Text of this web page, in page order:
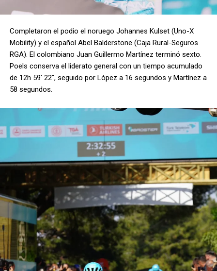
Completaron el podio el noruego Johannes Kulset (Uno-X
Mobility) y el español Abel Balderstone (Caja Rural-Seguros
RGA). El colombiano Juan Guillermo Martínez terminó sexto.
Poels conserva el liderato general con un tiempo acumulado
de 12h 59′ 22″, seguido por López a 16 segundos y Martínez a
58 segundos.